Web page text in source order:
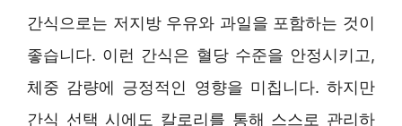
간식으로는 저지방 우유와 과일을 포함하는 것이
좋습니다. 이런 간식은 혈당 수준을 안정시키고,
체중 감량에 긍정적인 영향을 미칩니다. 하지만
간식 선택 시에도 칼로리를 통해 스스로 관리하